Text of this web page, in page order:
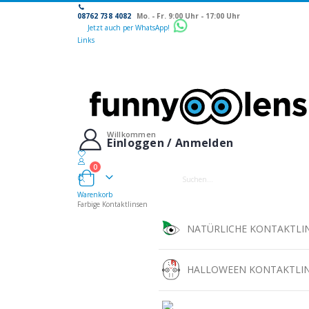
08762 738 4082
Mo. - Fr. 9:00 Uhr - 17:00 Uhr
Jetzt auch per WhatsApp!
Links
Willkommen
Einloggen / Anmelden
Warenkorb
0
Warenkorb
Farbige Kontaktlinsen
NATÜRLICHE
HALLOWEEN